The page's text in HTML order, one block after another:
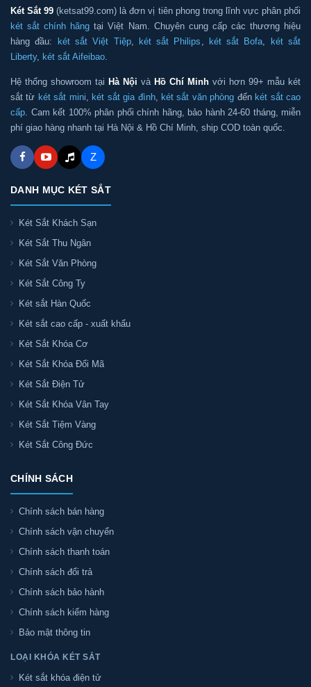
Két Sắt 99 (ketsat99.com) là đơn vị tiên phong trong lĩnh vực phân phối
két sắt chính hãng tại Việt Nam. Chuyên cung cấp các thương hiệu
hàng đầu: két sắt Việt Tiệp, két sắt Philips két sắt Bofa
két sắt
Liberty, két sắt Aifeibao
Hệ thống showroom tại Hà Nội và Hồ Chí Minh với hơn 99+ mẫu két
sắt từ két sắt mini ,két sắt gia đình, két sắt văn phòng đếnkét sắt cao
cấp . Cam kết 100% phân phối chính hãng, bảo hành 24-60 tháng, miễn
phí giao hàng nhanh tại Hà Nội & Hồ Chí Minh, ship COD toàn quốc.
Z
DANH MỤC KÉT SẮT
Két Sắt Khách Sạn
Két Sắt Thu Ngân
Két Sắt Văn Phòng
Két Sắt Công Ty
Két sắt Hàn Quốc
Két sắt cao cấp - xuất khẩu
Két Sắt Khóa Cơ
Két Sắt Khóa Đổi Mã
Két Sắt Điện Tử
Két Sắt Khóa Vân Tay
Két Sắt Tiệm Vàng
Két Sắt Công Đức
CHÍNH SÁCH
Chính sách bán hàng
Chính sách vận chuyển
Chính sách thanh toán
Chính sách đổi trả
Chính sách bảo hành
Chính sách kiểm hàng
Bảo mật thông tin
LOẠI KHÓA KÉT SẮT
Két sắt khóa điện tử